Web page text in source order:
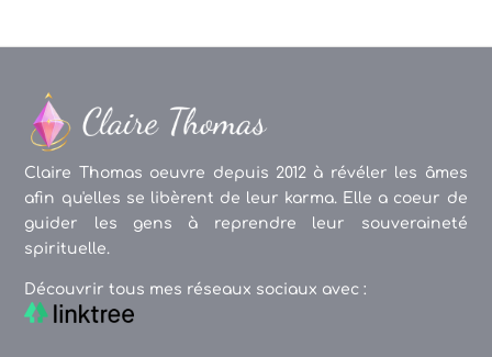
Claire Thomas oeuvre depuis 2012 à révéler les âmes
afin qu'elles se libèrent de leur karma. Elle a coeur de
guider les gens à reprendre leur souveraineté
spirituelle.
Découvrir tous mes réseaux sociaux avec :